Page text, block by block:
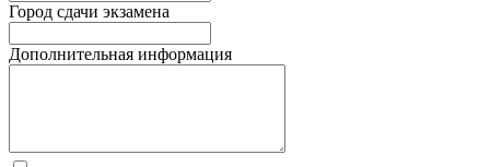
Город сдачи экзамена
Дополнительная информация